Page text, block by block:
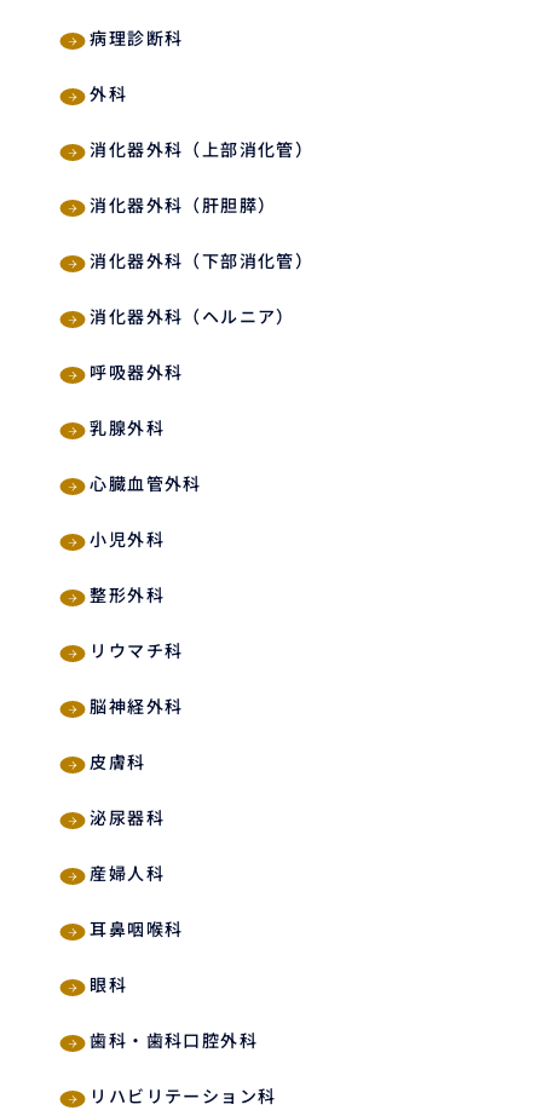
病理診断科
外科
消化器外科（上部消化管）
消化器外科（肝胆膵）
消化器外科（下部消化管）
消化器外科（ヘルニア）
呼吸器外科
乳腺外科
心臓血管外科
小児外科
整形外科
リウマチ科
脳神経外科
皮膚科
泌尿器科
産婦人科
耳鼻咽喉科
眼科
歯科・歯科口腔外科
リハビリテーション科